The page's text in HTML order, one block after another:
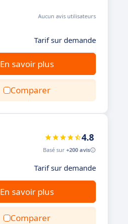
Aucun avis utilisateurs
Tarif sur demande
En savoir plus
Comparer
4.8
Basé sur +200 avis
Tarif sur demande
En savoir plus
Comparer